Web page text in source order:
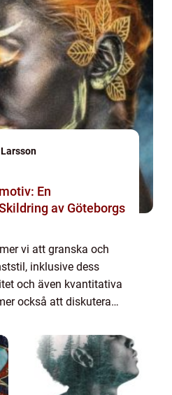
En
av Göteborgs
vi att granska och
inklusive dess
och även kvantitativa
också att diskutera
för- o...